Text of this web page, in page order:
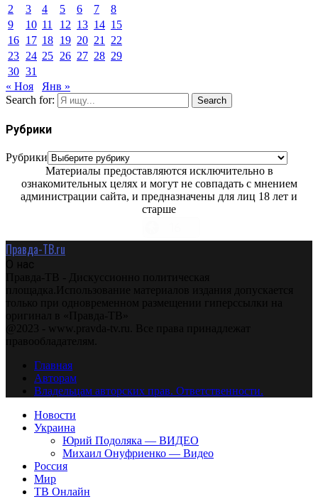
2
3 4 5 6 7
8
9
10 11 12 13 14 15
16 17 18 19 20 21
22
23 24 25 26 27 28 29
30 31
« Ноя
Янв »
Search for:
Search
Рубрики
Рубрики
Материалы предоставляются исключительно в
ознакомительных целях и могут не совпадать с мнением
администрации сайта, и предназначены для лиц 18 лет и
старше
Правда-ТВ.ru
О нас
Правда-ТВ - Дискуссионно политическая
площадка.Использование материалов издания допускается
только при одновременном размещении гиперссылки на
оригинал в «Правда-ТВ»
@2023 - www.pravda-tv.ru. Все права принадлежат
правообладателям.
Главная
Авторам
Владельцам авторских прав. Ответственности.
Новости
Украина
Юрий Подоляка — ВИДЕО
Михаил Онуфриенко — Видео
Россия
Мир
ТВ Онлайн